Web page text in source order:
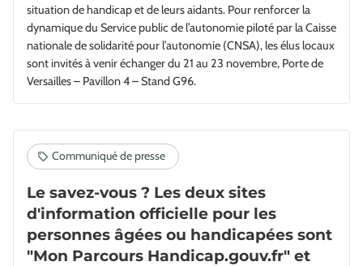
situation de handicap et de leurs aidants. Pour renforcer la
dynamique du Service public de l’autonomie piloté par la Caisse
nationale de solidarité pour l’autonomie (CNSA), les élus locaux
sont invités à venir échanger du 21 au 23 novembre, Porte de
Versailles – Pavillon 4 – Stand G96.
Le savez-vous ? Les deux sites
d'information officielle pour les
personnes âgées ou handicapées sont
"Mon Parcours Handicap.gouv.fr" et